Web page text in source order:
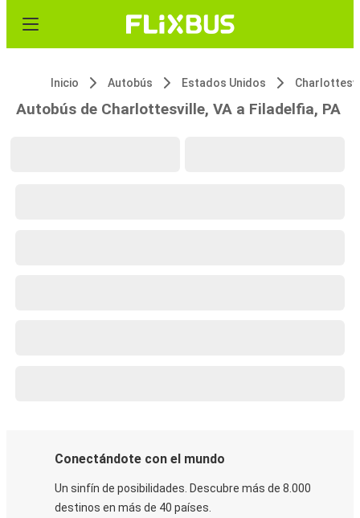
Inicio Autobús Estados Unidos
Autobús de Charlottesville, VA a Filadelfia, PA
Conectándote con el mundo
Un sinfín de posibilidades. Descubre más de 8.000
destinos en más de 40 países.